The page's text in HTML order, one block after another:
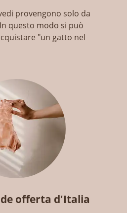
provengono solo da
questo modo si può
"un gatto nel
offerta d'Italia